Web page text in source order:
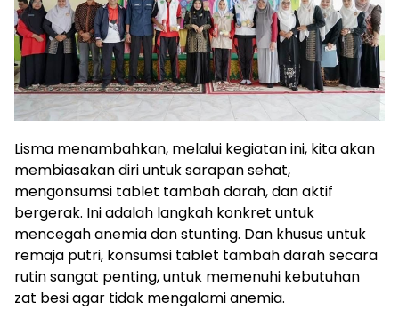
Lisma menambahkan, melalui kegiatan ini, kita akan
membiasakan diri untuk sarapan sehat,
mengonsumsi tablet tambah darah, dan aktif
bergerak. Ini adalah langkah konkret untuk
mencegah anemia dan stunting. Dan khusus untuk
remaja putri, konsumsi tablet tambah darah secara
rutin sangat penting, untuk memenuhi kebutuhan
zat besi agar tidak mengalami anemia.